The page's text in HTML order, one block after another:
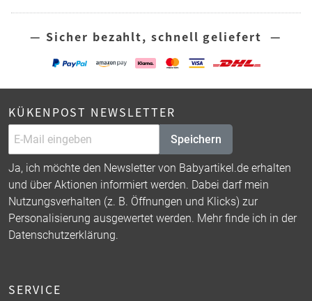
— Sicher bezahlt, schnell geliefert —
KÜKENPOST NEWSLETTER
Speichern
Ja, ich möchte den Newsletter von Babyartikel.de erhalten
und über Aktionen informiert werden. Dabei darf mein
Nutzungsverhalten (z. B. Öffnungen und Klicks) zur
Personalisierung ausgewertet werden. Mehr finde ich in der
Datenschutzerklärung.
SERVICE